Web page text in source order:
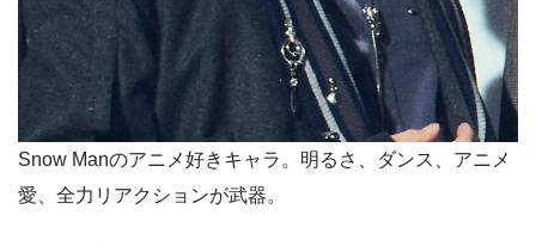
Snow Manのアニメ好きキャラ。明るさ、ダンス、アニメ
愛、全力リアクションが武器。